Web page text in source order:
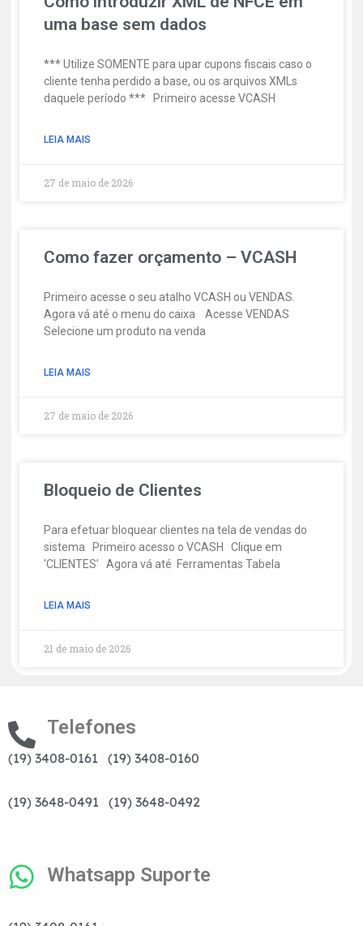
uma base sem dados
*** Utilize SOMENTE para upar cupons fiscais caso o
cliente tenha perdido a base, ou os arquivos XMLs
daquele período *** Primeiro acesse VCASH
LEIA MAIS
27 de maio de 2026
Como fazer orçamento – VCASH
Primeiro acesse o seu atalho VCASH ou VENDAS.
Agora vá até o menu do caixa Acesse VENDAS
Selecione um produto na venda
LEIA MAIS
27 de maio de 2026
Bloqueio de Clientes
Para efetuar bloquear clientes na tela de vendas do
sistema Primeiro acesso o VCASH Clique em
‘CLIENTES’ Agora vá até Ferramentas Tabela
LEIA MAIS
21 de maio de 2026
Telefones
(19) 3408-0161 (19) 3408-0160
(19) 3648-0491 (19) 3648-0492
Whatsapp Suporte